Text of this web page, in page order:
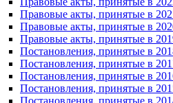
Правовые акты, принятые в
Правовые акты, принятые в
Правовые акты, принятые в
Постановления, принятые в
Постановления, принятые в
Постановления, принятые в
Постановления, принятые в
Постановления, принятые в